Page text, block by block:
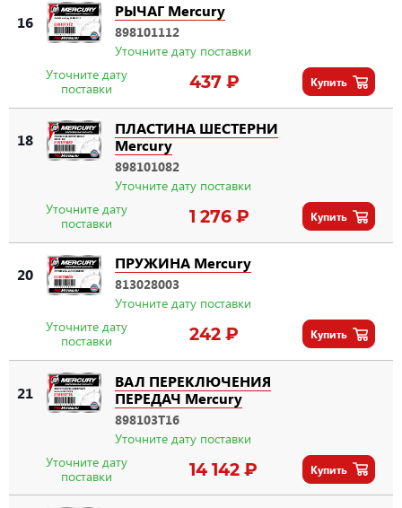
16
РЫЧАГ Mercury
898101112
Уточните дату поставки
Уточните дату
поставки
437 ₽ Купить
18
ПЛАСТИНА ШЕСТЕРНИ
Mercury
898101082
Уточните дату поставки
Уточните дату
поставки
1 276 ₽ Купить
20
ПРУЖИНА Mercury
813028003
Уточните дату поставки
Уточните дату
поставки
242 ₽ Купить
21
ВАЛ ПЕРЕКЛЮЧЕНИЯ
ПЕРЕДАЧ Mercury
898103T16
Уточните дату поставки
Уточните дату
поставки
14 142 ₽ Купить